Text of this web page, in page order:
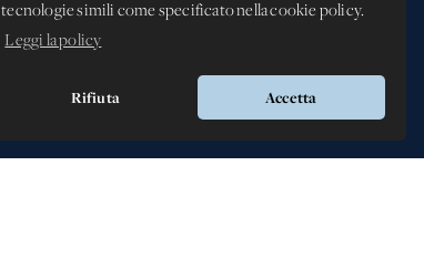
tecnologie simili come specificato nella cookie policy.
Leggi la policy
Rifiuta Accetta
Whistleblowing -
Segnalazione illeciti